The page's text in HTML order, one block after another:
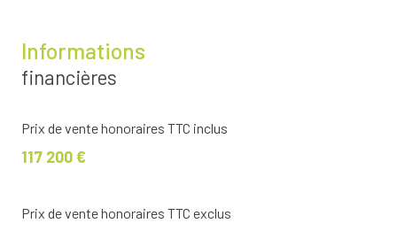
Informations
financières
Prix de vente honoraires TTC inclus
117 200 €
Prix de vente honoraires TTC exclus